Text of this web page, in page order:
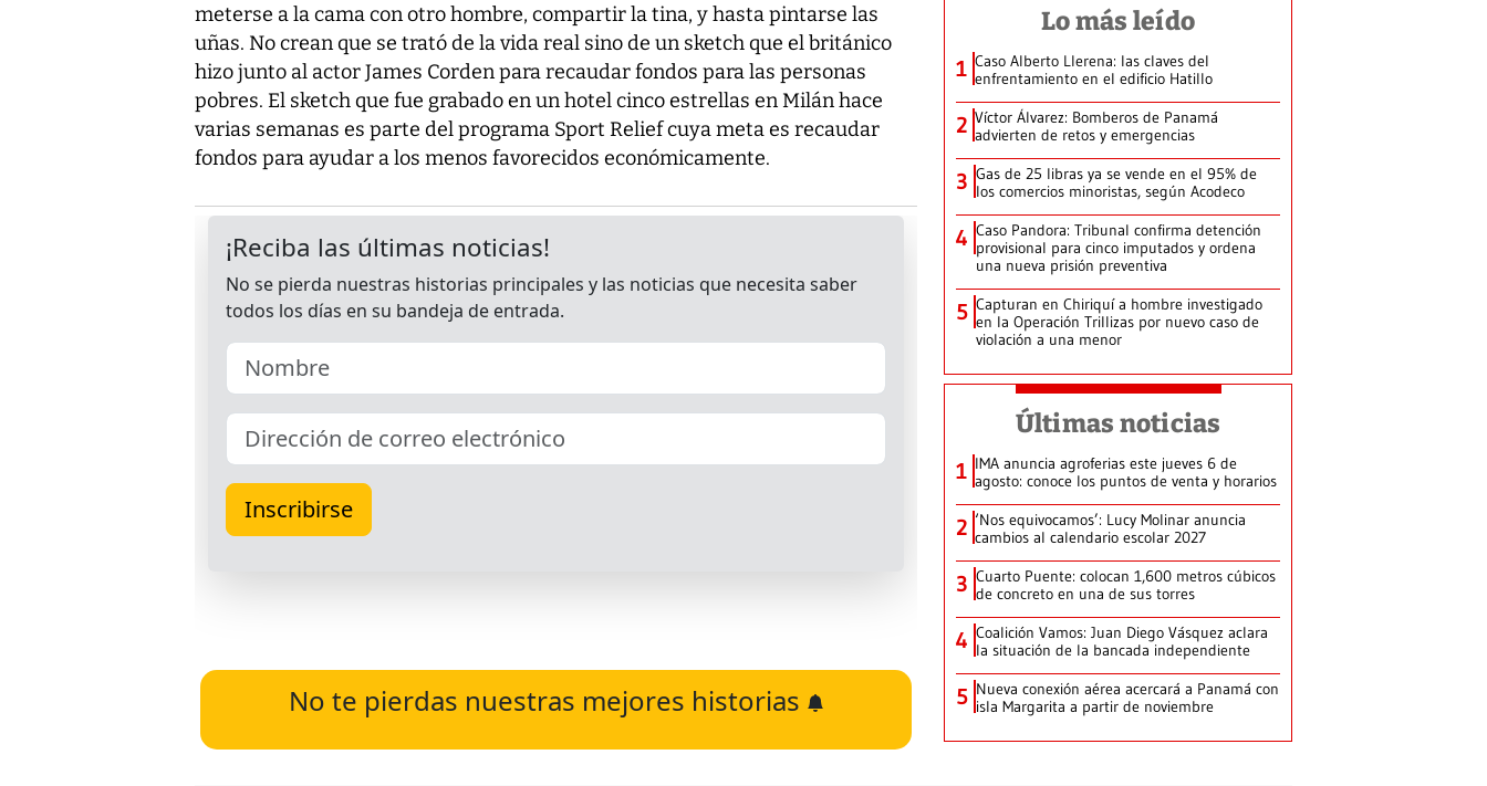
meterse a la cama con otro hombre, compartir la tina, y hasta pintarse las
uñas. No crean que se trató de la vida real sino de un sketch que el británico
hizo junto al actor James Corden para recaudar fondos para las personas
pobres. El sketch que fue grabado en un hotel cinco estrellas en Milán hace
varias semanas es parte del programa Sport Relief cuya meta es recaudar
fondos para ayudar a los menos favorecidos económicamente.
No te pierdas nuestras mejores historias
Lo más leído
1 Caso Alberto Llerena: las claves del
enfrentamiento en el edificio Hatillo
2 Víctor Álvarez: Bomberos de Panamá
advierten de retos y emergencias
3 Gas de 25 libras ya se vende en el 95% de
los comercios minoristas, según Acodeco
4 Caso Pandora: Tribunal confirma detención
provisional para cinco imputados y ordena
una nueva prisión preventiva
5 Capturan en Chiriquí a hombre investigado
en la Operación Trillizas por nuevo caso de
violación a una menor
Últimas noticias
1 IMA anuncia agroferias este jueves 6 de
agosto: conoce los puntos de venta y horarios
2 ‘Nos equivocamos’: Lucy Molinar anuncia
cambios al calendario escolar 2027
3 Cuarto Puente: colocan 1,600 metros cúbicos
de concreto en una de sus torres
4 Coalición Vamos: Juan Diego Vásquez aclara
la situación de la bancada independiente
5 Nueva conexión aérea acercará a Panamá con
isla Margarita a partir de noviembre